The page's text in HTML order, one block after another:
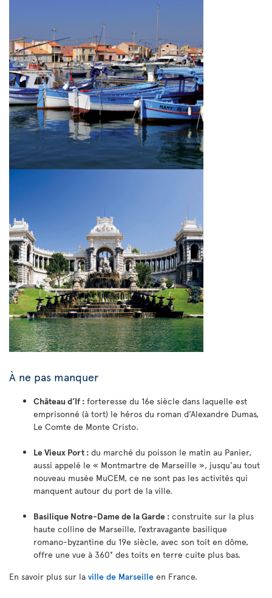
À ne pas manquer
Château d’If : forteresse du 16e siècle dans laquelle est
emprisonné (à tort) le héros du roman d’Alexandre Dumas,
Le Comte de Monte Cristo.
Le Vieux Port : du marché du poisson le matin au Panier,
aussi appelé le « Montmartre de Marseille », jusqu’au tout
nouveau musée MuCEM, ce ne sont pas les activités qui
manquent autour du port de la ville.
Basilique Notre-Dame de la Garde : construite sur la plus
haute colline de Marseille, l’extravagante basilique
romano-byzantine du 19e siècle, avec son toit en dôme,
offre une vue à 360° des toits en terre cuite plus bas.
En savoir plus sur la ville de Marseille en France.